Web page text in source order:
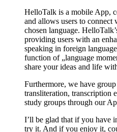
HelloTalk is a mobile App,
and allows users to connect
chosen language.
providing users with an
speaking in foreign
function of „language
share your ideas and life
Furthermore, we have
transliteration, transcription
study groups through our
I’ll be glad that if you have
try it. And if you enjoy it,